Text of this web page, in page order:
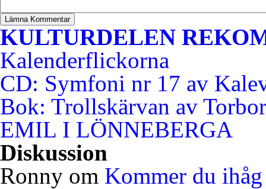
KULTURDELEN
Kalenderflickorna
CD: Symfoni nr 17 av
Bok: Trollskärvan av
EMIL I LÖNNEBERGA
Diskussion
Ronny om Kommer du